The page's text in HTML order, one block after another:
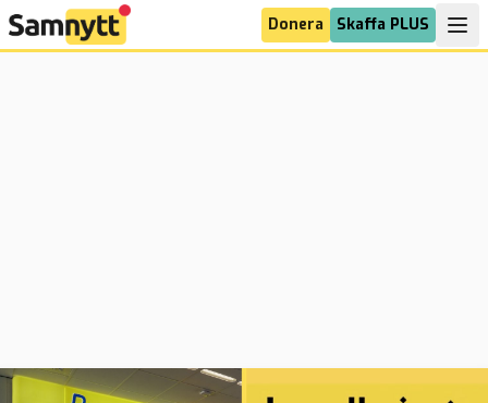
Donera Skaffa PLUS